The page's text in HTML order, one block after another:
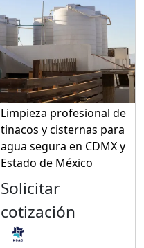
Limpieza profesional de
tinacos y cisternas para
agua segura en CDMX y
Estado de México
Solicitar
cotización